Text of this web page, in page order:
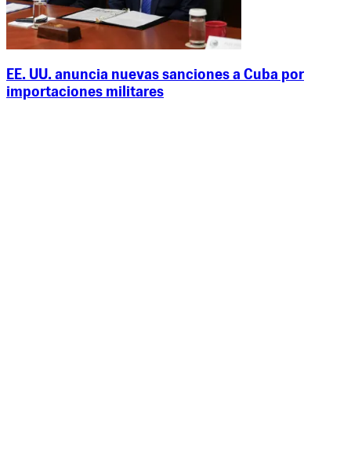
EE. UU. anuncia nuevas sanciones a Cuba por
importaciones militares